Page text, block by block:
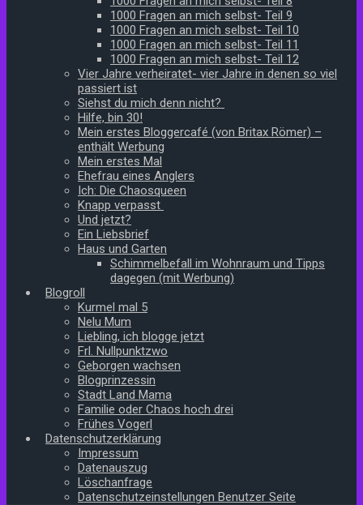
1000 Fragen an mich selbst- Teil 9
1000 Fragen an mich selbst- Teil 10
1000 Fragen an mich selbst- Teil 11
1000 Fragen an mich selbst- Teil 12
Vier Jahre verheiratet- vier Jahre in denen so viel
passiert ist
Siehst du mich denn nicht?
Hilfe, bin 30!
Mein erstes Bloggercafé (von Britax Römer) –
enthält Werbung
Mein erstes Mal
Ehefrau eines Anglers
Ich: Die Chaosqueen
Knapp verpasst
Und jetzt?
Ein Liebsbrief
Haus und Garten
Schimmelbefall im Wohnraum und Tipps
dagegen (mit Werbung)
Blogroll
Kurmel mal 5
Nelu Mum
Liebling, ich blogge jetzt
Frl. Nullpunktzwo
Geborgen wachsen
Blogprinzessin
Stadt Land Mama
Familie oder Chaos hoch drei
Frühes Vogerl
Datenschutzerklärung
Impressum
Datenauszug
Löschanfrage
Datenschutzeinstellungen Benutzer Seite